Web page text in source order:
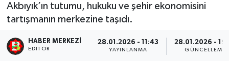
Akbıyık’ın tutumu, hukuku ve şehir ekonomisini
tartışmanın merkezine taşıdı.
HABER MERKEZI
EDITÖR
28.01.2026 - 11:43
YAYINLANMA
28.01.2026 -
GÜNCELLEME